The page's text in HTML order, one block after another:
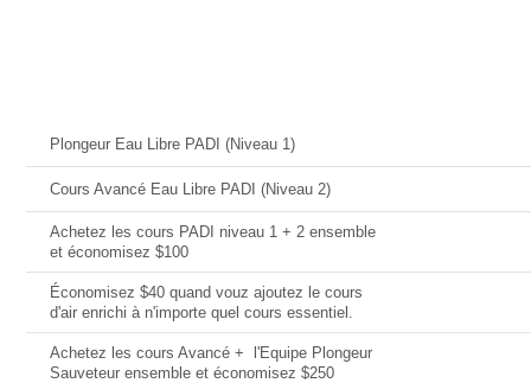
Plongeur Eau Libre PADI (Niveau 1)
Cours Avancé Eau Libre PADI (Niveau 2)
Achetez les cours PADI niveau 1 + 2 ensemble
et économisez $100
Économisez $40 quand vouz ajoutez le cours
d'air enrichi à n'importe quel cours essentiel.
Achetez les cours Avancé + l'Equipe Plongeur
Sauveteur ensemble et économisez $250